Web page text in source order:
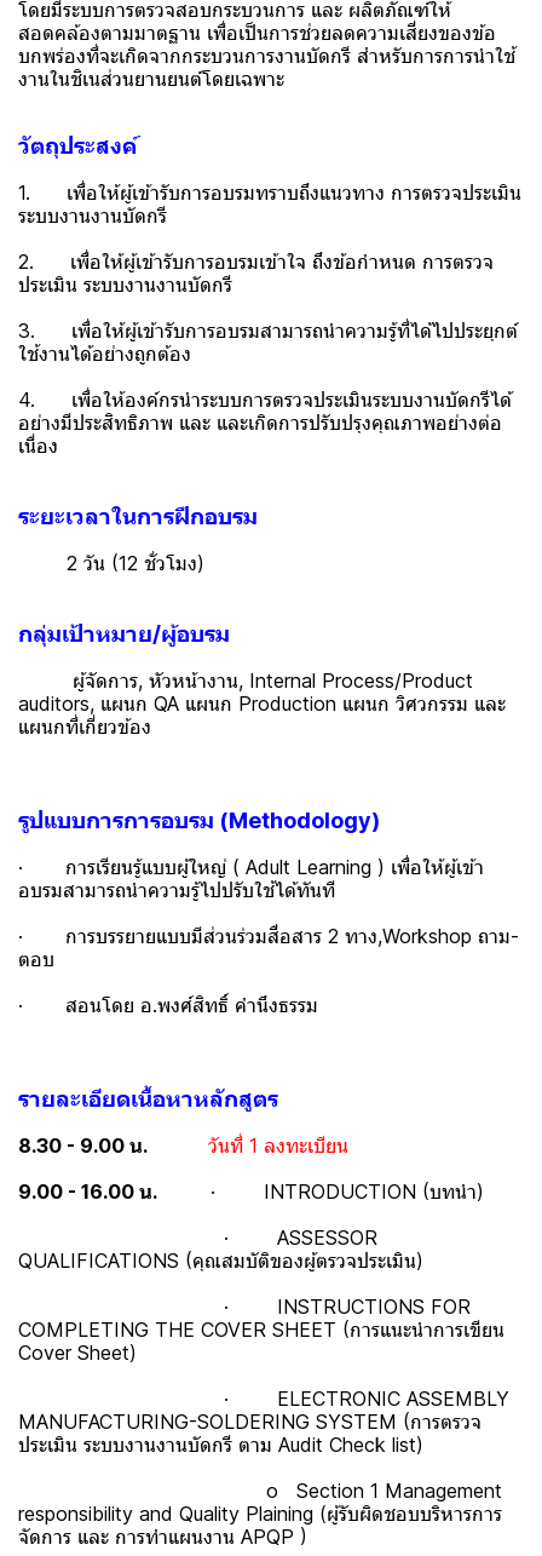
โดยมีระบบการตรวจสอบกระบวนการ และ ผลิตภัณฑ์ให้
สอดคล้องตามมาตฐาน เพื่อเป็นการช่วยลดความเสี่ยงของข้อ
บกพร่องที่จะเกิดจากกระบวนการงานบัดกรี สำหรับการการนำใช้
งานในชิเนส่วนยานยนต์โดยเฉพาะ
วัตถุประสงค์
1. เพื่อให้ผู้เข้ารับการอบรมทราบถึงแนวทาง การตรวจประเมิน
ระบบงานงานบัดกรี
2. เพื่อให้ผู้เข้ารับการอบรมเข้าใจ ถึงข้อกำหนด การตรวจ
ประเมิน ระบบงานงานบัดกรี
3. เพื่อให้ผู้เข้ารับการอบรมสามารถนำความรู้ที่ได้ไปประยุกต์
ใช้งานได้อย่างถูกต้อง
4. เพื่อให้องค์กรนำระบบการตรวจประเมินระบบงานบัดกรีได้
อย่างมีประสิทธิภาพ และ และเกิดการปรับปรุงคุณภาพอย่างต่อ
เนื่อง
ระยะเวลาในการฝึกอบรม
2 วัน (12 ชั่วโมง)
กลุ่มเป้าหมาย/ผู้อบรม
ผู้จัดการ, หัวหน้างาน, Internal Process/Product
auditors, แผนก QA แผนก Production แผนก วิศวกรรม และ
แผนกที่เกี่ยวข้อง
รูปแบบการการอบรม (Methodology)
· การเรียนรู้แบบผู้ใหญ่ ( Adult Learning ) เพื่อให้ผู้เข้า
อบรมสามารถนำความรู้ไปปรับใช้ได้ทันที
· การบรรยายแบบมีส่วนร่วมสื่อสาร 2 ทาง,Workshop ถาม-
ตอบ
· สอนโดย อ.พงศ์สิทธิ์ คำนึงธรรม
รายละเอียดเนื้อหาหลักสูตร
8.30 - 9.00 น.
วันที่ 1 ลงทะเบียน
9.00 - 16.00 น.
· INTRODUCTION (บทนำ)
· ASSESSOR
QUALIFICATIONS (คุณสมบัติของผู้ตรวจประเมิน)
· INSTRUCTIONS FOR
COMPLETING THE COVER SHEET (การแนะนำการเขียน
Cover Sheet)
· ELECTRONIC ASSEMBLY
MANUFACTURING-SOLDERING SYSTEM (การตรวจ
ประเมิน ระบบงานงานบัดกรี ตาม Audit Check list)
o Section 1 Management
responsibility and Quality Plaining (ผู้รับผิดชอบบริหารการ
จัดการ และ การทำแผนงาน APQP )